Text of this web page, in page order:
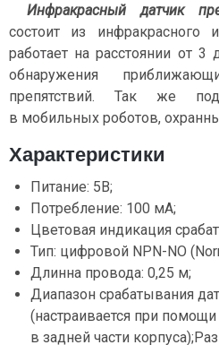
Инфракрасный датчик
состоит из инфракрасного
работает на расстоянии от
обнаружения
препятствий. Так же
в мобильных роботов,
Характеристики
Питание: 5В;
Потребление: 100 мА;
Цветовая индикация
Тип: цифровой NPN-NO
Длинна провода: 0,25 м;
Диапазон срабатывания
(настраивается при
в задней части